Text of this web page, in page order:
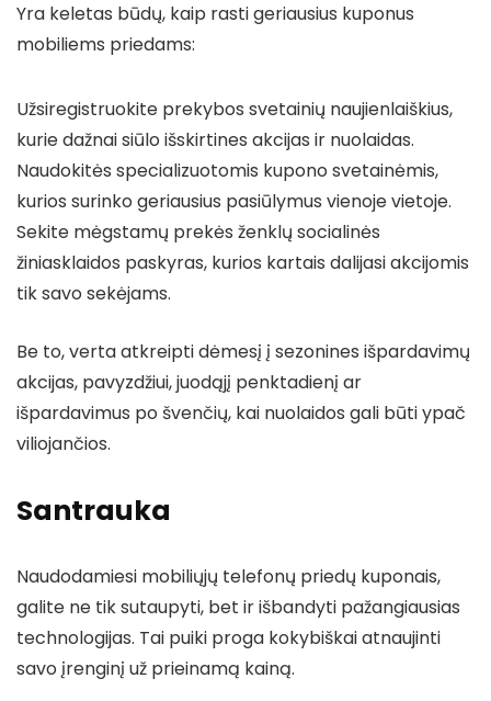
Yra keletas būdų, kaip rasti geriausius kuponus
mobiliems priedams:
Užsiregistruokite prekybos svetainių naujienlaiškius,
kurie dažnai siūlo išskirtines akcijas ir nuolaidas.
Naudokitės specializuotomis kupono svetainėmis,
kurios surinko geriausius pasiūlymus vienoje vietoje.
Sekite mėgstamų prekės ženklų socialinės
žiniasklaidos paskyras, kurios kartais dalijasi akcijomis
tik savo sekėjams.
Be to, verta atkreipti dėmesį į sezonines išpardavimų
akcijas, pavyzdžiui, juodąjį penktadienį ar
išpardavimus po švenčių, kai nuolaidos gali būti ypač
viliojančios.
Santrauka
Naudodamiesi mobiliųjų telefonų priedų kuponais,
galite ne tik sutaupyti, bet ir išbandyti pažangiausias
technologijas. Tai puiki proga kokybiškai atnaujinti
savo įrenginį už prieinamą kainą.